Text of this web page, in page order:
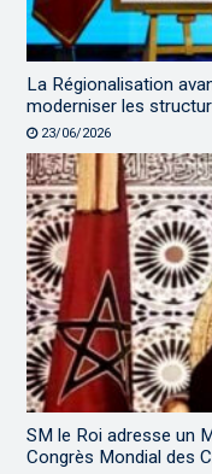
La Régionalisation
moderniser les
23/06/2026
SM le Roi adresse un
Congrès Mondial des